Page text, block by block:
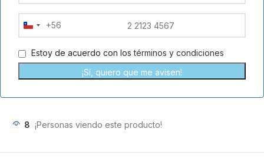
Chile
+56
+56
Estoy de acuerdo con lostérminos y condiciones
¡Sí, quiero que me avisen!
8 ¡Personas viendo este producto!